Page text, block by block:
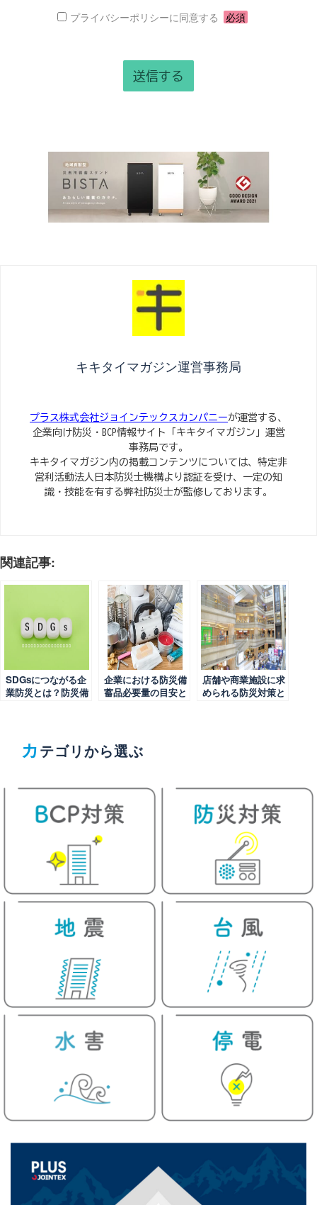
プライバシーポリシーに同意する 必須
キキタイマガジン運営事務局
プラス株式会社ジョインテックスカンパニーが運営する、
企業向け防災・BCP情報サイト「キキタイマガジン」運営
事務局です。
キキタイマガジン内の掲載コンテンツについては、特定非
営利活動法人日本防災士機構より認証を受け、一定の知
識・技能を有する弊社防災士が監修しております。
関連記事:
SDGsにつながる企
業防災とは？防災備
企業における防災備
蓄品必要量の目安と
店舗や商業施設に求
められる防災対策と
カテゴリから選ぶ